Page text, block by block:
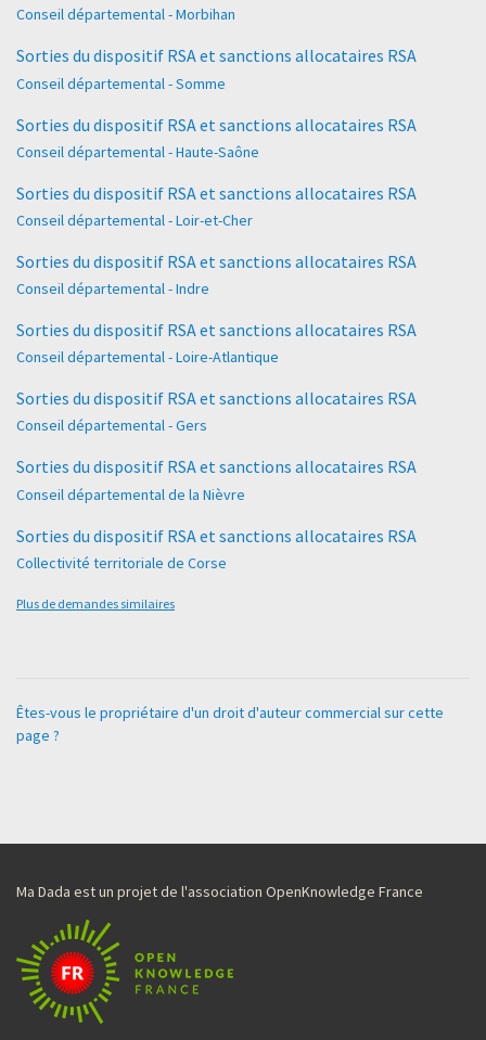
Conseil départemental - Morbihan
Sorties du dispositif RSA et sanctions allocataires RSA
Conseil départemental - Somme
Sorties du dispositif RSA et sanctions allocataires RSA
Conseil départemental - Haute-Saône
Sorties du dispositif RSA et sanctions allocataires RSA
Conseil départemental - Loir-et-Cher
Sorties du dispositif RSA et sanctions allocataires RSA
Conseil départemental - Indre
Sorties du dispositif RSA et sanctions allocataires RSA
Conseil départemental - Loire-Atlantique
Sorties du dispositif RSA et sanctions allocataires RSA
Conseil départemental - Gers
Sorties du dispositif RSA et sanctions allocataires RSA
Conseil départemental de la Nièvre
Sorties du dispositif RSA et sanctions allocataires RSA
Collectivité territoriale de Corse
Plus de demandes similaires
Êtes-vous le propriétaire d'un droit d'auteur commercial sur cette
page ?
Ma Dada est un projet de l'association OpenKnowledge France